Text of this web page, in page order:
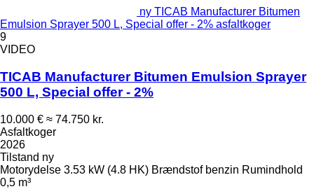
ny TICAB Manufacturer Bitumen
Emulsion Sprayer 500 L, Special offer - 2% asfaltkoger
9
VIDEO
TICAB Manufacturer Bitumen Emulsion Sprayer
500 L, Special offer - 2%
10.000 € ≈ 74.750 kr.
Asfaltkoger
2026
Tilstand ny
Motorydelse 3.53 kW (4.8 HK) Brændstof benzin Rumindhold
0,5 m³